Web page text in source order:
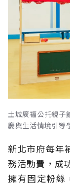
土城廣福公托親子
慶與生活情境引導
新北市府每年
務活動費，成
擁有固定粉絲